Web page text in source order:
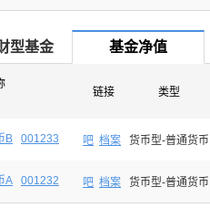
型基金 基金净值
链接 类型
B 001233 吧 档案 货币型-普通货币
A 001232 吧 档案 货币型-普通货币